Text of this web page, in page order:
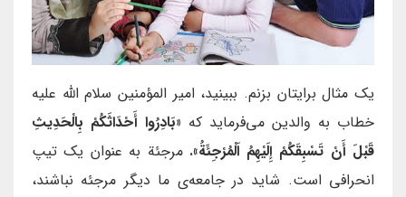
یک مثال برایتان بزنم. ببینید، امیر المؤمنین سلام الله علیه
خطاب به والدین می‌فرماید که «بَادِرُوا أَحْدَاثَكُمْ بِالْحَدِيثِ
قَبْلَ أَنْ تَسْبِقَكُمْ إِلَيْهِمُ اَلْمُرْجِئَةُ». مرجئة به عنوان یک تیپ
انحرافی است. شاید در جامعه‌ی ما دیگر مرجئه نباشند،